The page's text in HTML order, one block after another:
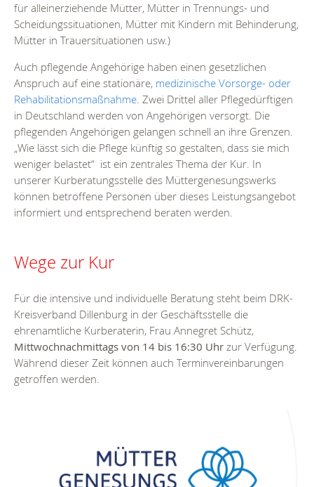
für alleinerziehende Mütter, Mütter in Trennungs- und
Scheidungssituationen, Mütter mit Kindern mit Behinderung,
Mütter in Trauersituationen usw.)
Auch pflegende Angehörige haben einen gesetzlichen
Anspruch auf eine stationäre, medizinische Vorsorge- oder
Rehabilitationsmaßnahme. Zwei Drittel aller Pflegedürftigen
in Deutschland werden von Angehörigen versorgt. Die
pflegenden Angehörigen gelangen schnell an ihre Grenzen.
„Wie lässt sich die Pflege künftig so gestalten, dass sie mich
weniger belastet“ ist ein zentrales Thema der Kur. In
unserer Kurberatungsstelle des Müttergenesungswerks
können betroffene Personen über dieses Leistungsangebot
informiert und entsprechend beraten werden.
Wege zur Kur
Für die intensive und individuelle Beratung steht beim DRK-
Kreisverband Dillenburg in der Geschäftsstelle die
ehrenamtliche Kurberaterin, Frau Annegret Schütz,
Mittwochnachmittags von 14 bis 16:30 Uhr zur Verfügung.
Während dieser Zeit können auch Terminvereinbarungen
getroffen werden.